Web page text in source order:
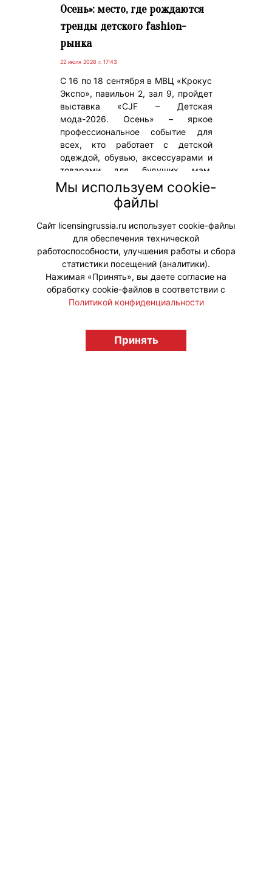
Осень»: место, где рождаются
тренды детского fashion-
рынка
22 июля 2026 г. 17:43
С 16 по 18 сентября в МВЦ «Крокус
Экспо», павильон 2, зал 9, пройдет
выставка «CJF – Детская
мода-2026. Осень» – яркое
профессиональное событие для
всех, кто работает с детской
одеждой, обувью, аксессуарами и
товарами для будущих мам.
«Вестник» – информационный
партнер события. На мероприятии
будет распространяться осенний
выпуск журнала.
#Мероприятия
licensingrussia.ru, 2009-2026 12+
Мы используем cookie-
файлы
Сайт licensingrussia.ru использует cookie-файлы
для обеспечения технической
работоспособности, улучшения работы и сбора
статистики посещений (аналитики).
Нажимая «Принять», вы даете согласие на
обработку cookie-файлов в соответствии с
Политикой конфиденциальности
Принять